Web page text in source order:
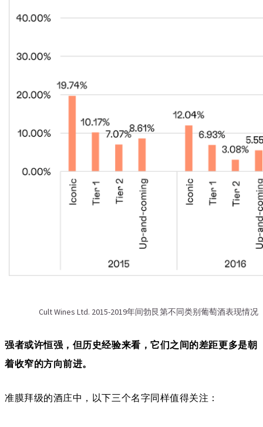
Cult Wines Ltd. 2015-2019年间勃艮第不同类别葡萄酒表现情况
强者或许恒强，但历史经验来看，它们之间的差距更多是朝
着收窄的方向前进。
准膜拜级的酒庄中，以下三个名字同样值得关注：